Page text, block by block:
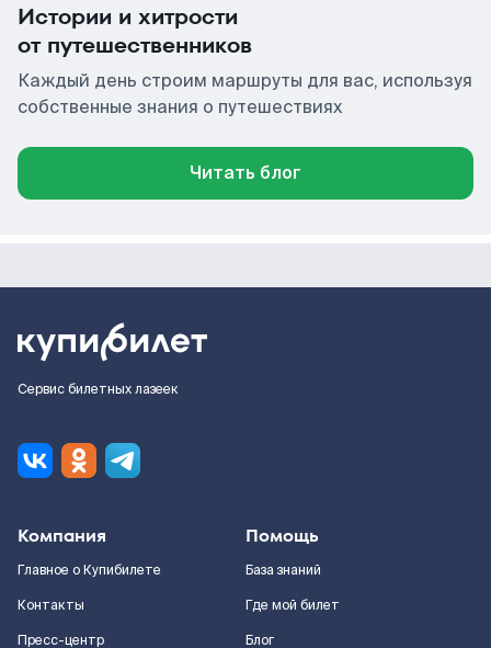
Истории и хитрости
от путешественников
Каждый день строим маршруты для вас, используя
собственные знания о путешествиях
Читать блог
Сервис билетных лазеек
Компания
Главное о Купибилете
Контакты
Пресс-центр
Помощь
База знаний
Где мой билет
Блог